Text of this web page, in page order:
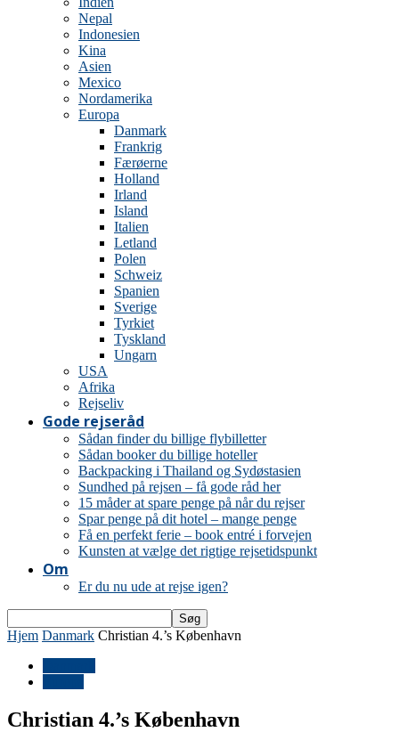
Nepal
Indonesien
Kina
Asien
Mexico
Nordamerika
Europa
Danmark
Frankrig
Færøerne
Holland
Irland
Island
Italien
Letland
Polen
Schweiz
Spanien
Sverige
Tyrkiet
Tyskland
Ungarn
USA
Afrika
Rejseliv
Gode rejseråd
Sådan finder du billige flybilletter
Sådan booker du billige hoteller
Backpacking i Thailand og Sydøstasien
Sundhed på rejsen – få gode råd her
15 måder at spare penge på når du rejser
Spar penge på dit hotel – mange penge
Få en perfekt ferie – book entré i forvejen
Kunsten at vælge det rigtige rejsetidspunkt
Om
Er du nu ude at rejse igen?
Hjem Danmark Christian 4.’s København
Christian 4.’s København